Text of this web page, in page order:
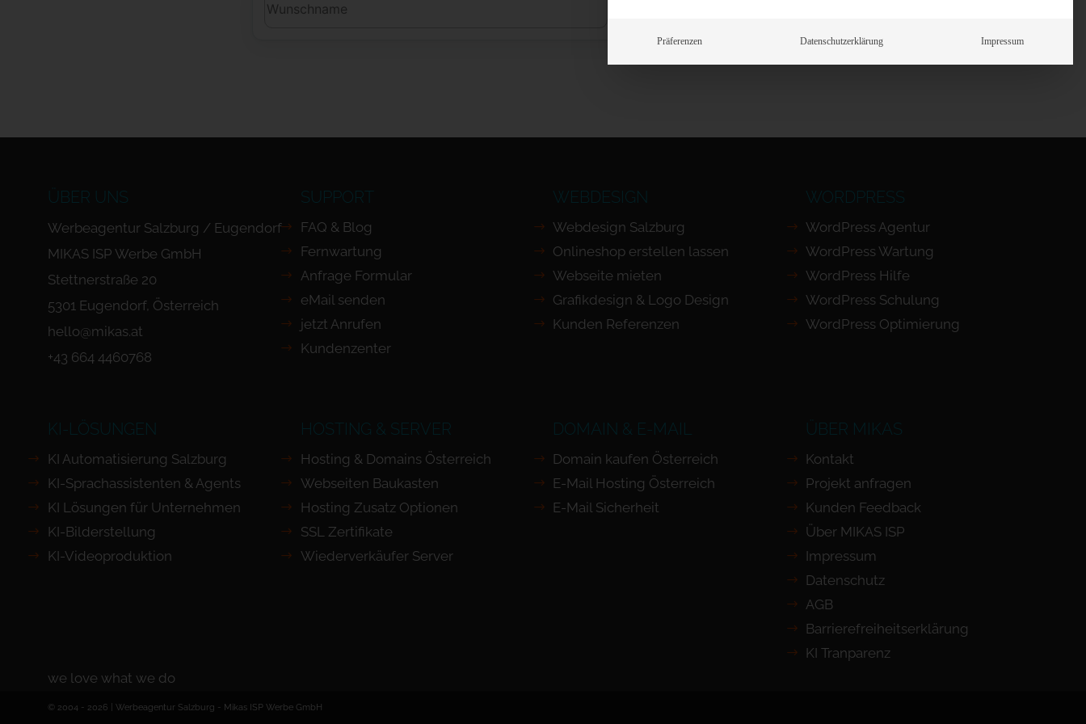
ÜBER UNS
Werbeagentur Salzburg / Eugendorf
MIKAS ISP Werbe GmbH
Stettnerstraße 20
5301 Eugendorf, Österreich
hello@mikas.at
+43 664 4460768
SUPPORT
FAQ & Blog
Fernwartung
Anfrage Formular
eMail senden
jetzt Anrufen
Kundenzenter
WEBDESIGN
Webdesign Salzburg
Onlineshop erstellen lassen
Webseite mieten
Grafikdesign & Logo Design
Kunden Referenzen
WORDPRESS
WordPress Agentur
WordPress Wartung
WordPress Hilfe
WordPress Schulung
WordPress Optimierung
KI-LÖSUNGEN
KI Automatisierung Salzburg
KI-Sprachassistenten & Agents
KI Lösungen für Unternehmen
KI-Bilderstellung
KI-Videoproduktion
HOSTING & SERVER
Hosting & Domains Österreich
Webseiten Baukasten
Hosting Zusatz Optionen
SSL Zertifikate
Wiederverkäufer Server
DOMAIN & E-MAIL
Domain kaufen Österreich
E-Mail Hosting Österreich
E-Mail Sicherheit
ÜBER MIKAS
Kontakt
Projekt anfragen
Kunden Feedback
Über MIKAS ISP
Impressum
Datenschutz
AGB
Barrierefreiheits­erklärung
KI Tranparenz
we love what we do
© 2004 - 2026 | Werbeagentur Salzburg - Mikas ISP Werbe GmbH
Präferenzen Datenschutzerklärung Impressum